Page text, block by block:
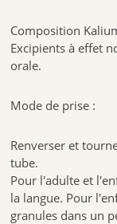
Composition
Excipients à effet
orale.
Mode de prise :
Renverser et
tube.
Pour l'adulte et
la langue. Pour
granules dans un